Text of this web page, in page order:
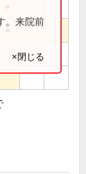
●
。来院前
×閉じる